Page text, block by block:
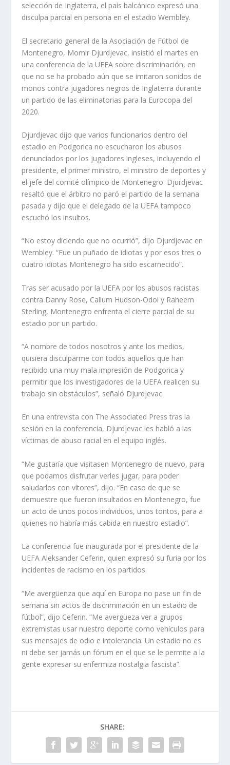
selección de Inglaterra, el país balcánico expresó una
disculpa parcial en persona en el estadio Wembley.
El secretario general de la Asociación de Fútbol de
Montenegro, Momir Djurdjevac, insistió el martes en
una conferencia de la UEFA sobre discriminación, en
que no se ha probado aún que se imitaron sonidos de
monos contra jugadores negros de Inglaterra durante
un partido de las eliminatorias para la Eurocopa del
2020.
Djurdjevac dijo que varios funcionarios dentro del
estadio en Podgorica no escucharon los abusos
denunciados por los jugadores ingleses, incluyendo el
presidente, el primer ministro, el ministro de deportes y
el jefe del comité olímpico de Montenegro. Djurdjevac
resaltó que el árbitro no paró el partido de la semana
pasada y dijo que el delegado de la UEFA tampoco
escuchó los insultos.
“No estoy diciendo que no ocurrió”, dijo Djurdjevac en
Wembley. “Fue un puñado de idiotas y por esos tres o
cuatro idiotas Montenegro ha sido escarnecido”.
Tras ser acusado por la UEFA por los abusos racistas
contra Danny Rose, Callum Hudson-Odoi y Raheem
Sterling, Montenegro enfrenta el cierre parcial de su
estadio por un partido.
“A nombre de todos nosotros y ante los medios,
quisiera disculparme con todos aquellos que han
recibido una muy mala impresión de Podgorica y
permitir que los investigadores de la UEFA realicen su
trabajo sin obstáculos”, señaló Djurdjevac.
En una entrevista con The Associated Press tras la
sesión en la conferencia, Djurdjevac les habló a las
víctimas de abuso racial en el equipo inglés.
“Me gustaría que visitasen Montenegro de nuevo, para
que podamos disfrutar verles jugar, para poder
saludarlos con vítores”, dijo. “En caso de que se
demuestre que fueron insultados en Montenegro, fue
un acto de unos pocos individuos, unos tontos, para a
quienes no habría más cabida en nuestro estadio”.
La conferencia fue inaugurada por el presidente de la
UEFA Aleksander Ceferin, quien expresó su furia por los
incidentes de racismo en los partidos.
“Me avergüenza que aquí en Europa no pase un fin de
semana sin actos de discriminación en un estadio de
fútbol”, dijo Ceferin. “Me avergüeza ver a grupos
extremistas usar nuestro deporte como vehículos para
sus mensajes de odio e intolerancia. Un estadio no es
ni debe ser jamás un fórum en el que se le permite a la
gente expresar su enfermiza nostalgia fascista”.
SHARE: